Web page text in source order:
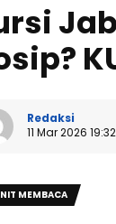
Redaksi
11 Mar 2026 19:32
MEMBACA